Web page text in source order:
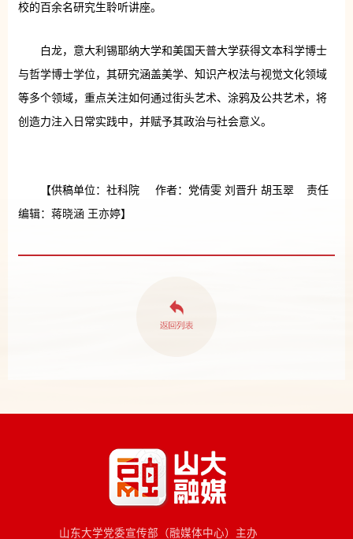
校的百余名研究生聆听讲座。
白龙，意大利锡耶纳大学和美国天普大学获得文本科学博士
与哲学博士学位，其研究涵盖美学、知识产权法与视觉文化领域
等多个领域，重点关注如何通过街头艺术、涂鸦及公共艺术，将
创造力注入日常实践中，并赋予其政治与社会意义。
【供稿单位：社科院 作者：党倩雯 刘晋升 胡玉翠 责任
编辑：蒋晓涵 王亦婷】
山东大学党委宣传部（融媒体中心）主办